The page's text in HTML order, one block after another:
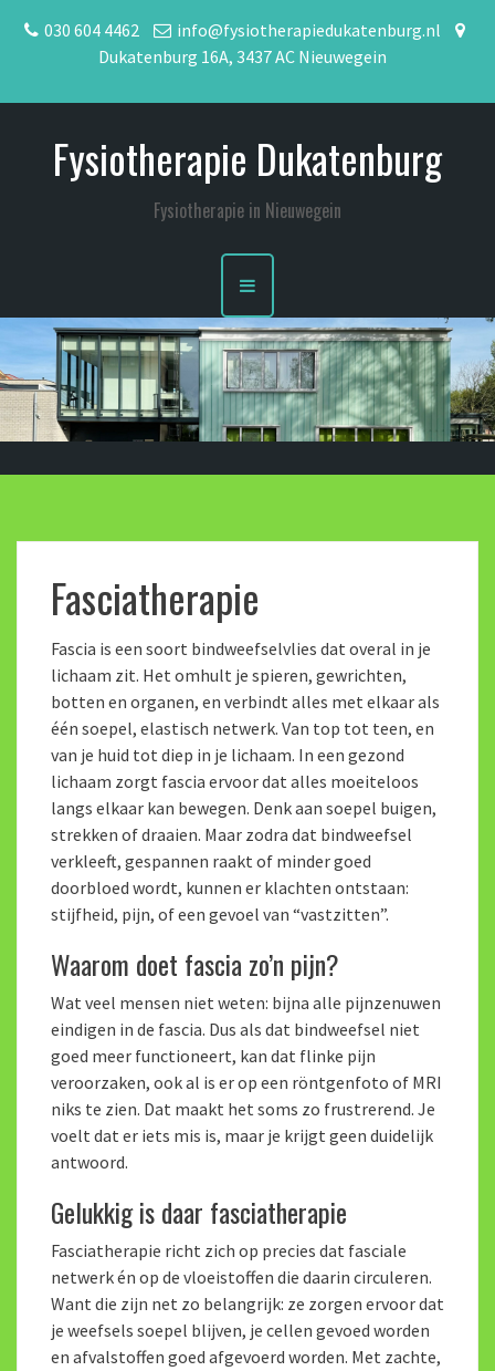
030 604 4462
info@fysiotherapiedukatenburg.nl
Dukatenburg 16A, 3437 AC Nieuwegein
Fysiotherapie Dukatenburg
Fysiotherapie in Nieuwegein
Fasciatherapie
Fascia is een soort bindweefselvlies dat overal in je
lichaam zit. Het omhult je spieren, gewrichten,
botten en organen, en verbindt alles met elkaar als
één soepel, elastisch netwerk. Van top tot teen, en
van je huid tot diep in je lichaam. In een gezond
lichaam zorgt fascia ervoor dat alles moeiteloos
langs elkaar kan bewegen. Denk aan soepel buigen,
strekken of draaien. Maar zodra dat bindweefsel
verkleeft, gespannen raakt of minder goed
doorbloed wordt, kunnen er klachten ontstaan:
stijfheid, pijn, of een gevoel van “vastzitten”.
Waarom doet fascia zo’n pijn?
Wat veel mensen niet weten: bijna alle pijnzenuwen
eindigen in de fascia. Dus als dat bindweefsel niet
goed meer functioneert, kan dat flinke pijn
veroorzaken, ook al is er op een röntgenfoto of MRI
niks te zien. Dat maakt het soms zo frustrerend. Je
voelt dat er iets mis is, maar je krijgt geen duidelijk
antwoord.
Gelukkig is daar fasciatherapie
Fasciatherapie richt zich op precies dat fasciale
netwerk én op de vloeistoffen die daarin circuleren.
Want die zijn net zo belangrijk: ze zorgen ervoor dat
je weefsels soepel blijven, je cellen gevoed worden
en afvalstoffen goed afgevoerd worden. Met zachte,